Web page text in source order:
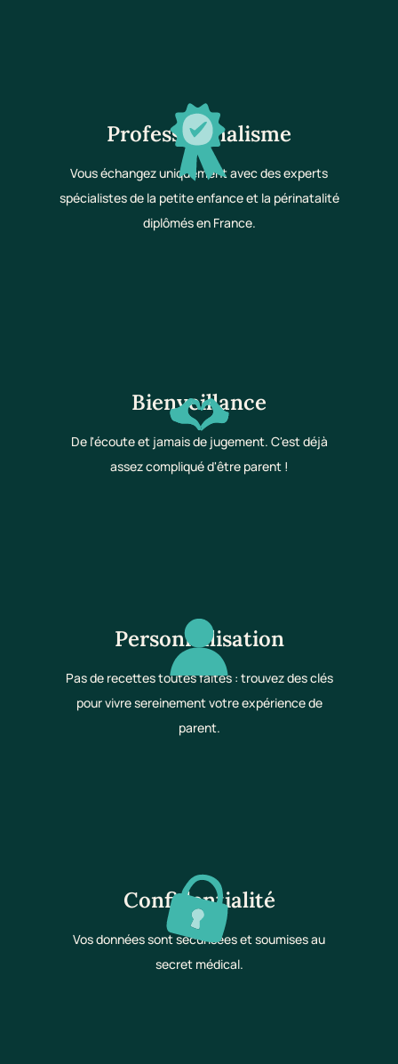
Professionnalisme
Vous échangez uniquement avec des experts
spécialistes de la petite enfance et la périnatalité
diplômés en France.
Bienveillance
De l'écoute et jamais de jugement. C'est déjà
assez compliqué d'être parent !
Personnalisation
Pas de recettes toutes faites : trouvez des clés
pour vivre sereinement votre expérience de
parent.
Confidentialité
Vos données sont sécurisées et soumises au
secret médical.